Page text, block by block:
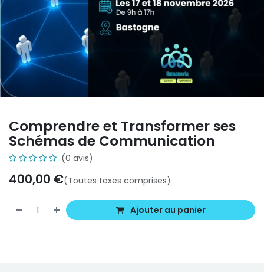
Comprendre et Transformer ses
Schémas de Communication
(0 avis)
400,00 €(Toutes taxes comprises)
Ajouter au panier